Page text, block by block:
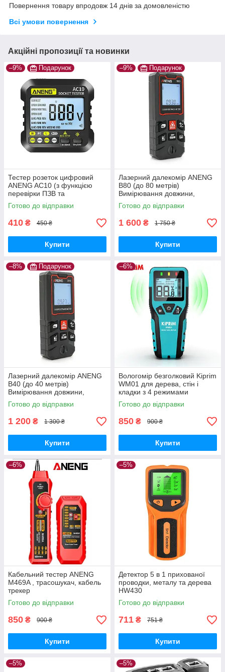
Повернення товару впродовж 14 днів за домовленістю
Всі умови повернення
Акційні пропозиції та новинки
–9% Подарунок
Тестер розеток цифровий
ANENG AC10 (з функцією
перевірки ПЗВ та
вольтметром)
Готово до відправки
410 ₴ 450 ₴
Купити
–9% Подарунок
Лазерний далекомір ANENG
B80 (до 80 метрів)
Вимірювання довжини,
площі, обсягу
Готово до відправки
1 600 ₴ 1 750 ₴
Купити
–8% Подарунок
Лазерний далекомір ANENG
B40 (до 40 метрів)
Вимірювання довжини,
площі, обсягу
Готово до відправки
1 200 ₴ 1 300 ₴
Купити
–6%
Вологомір безголковий Kiprim
WM01 для дерева, стін і
кладки з 4 режимами
Готово до відправки
850 ₴ 900 ₴
Купити
–6%
Кабельний тестер ANENG
M469A , трасошукач, кабель
трекер
Готово до відправки
850 ₴ 900 ₴
Купити
–5%
Детектор 5 в 1 прихованої
проводки, металу та дерева
HW430
Готово до відправки
711 ₴ 751 ₴
Купити
–5% –5%